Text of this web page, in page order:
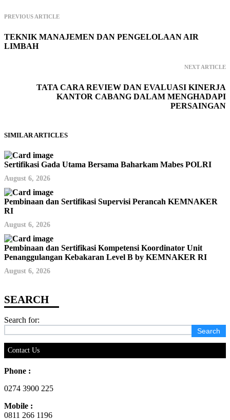
PREVIOUS ARTICLE
TEKNIK MANAJEMEN DAN PENGELOLAAN AIR
LIMBAH
NEXT ARTICLE
TATA CARA REVIEW DAN EVALUASI KINERJA
KANTOR CABANG DALAM MENGHADAPI
PERSAINGAN
SIMILAR ARTICLES
Sertifikasi Gada Utama Bersama Baharkam Mabes POLRI
August 6, 2026
Pembinaan dan Sertifikasi Supervisi Perancah KEMNAKER
RI
August 6, 2026
Pembinaan dan Sertifikasi Kompetensi Koordinator Unit
Penanggulangan Kebakaran Level B by KEMNAKER RI
August 6, 2026
Search for:
Contact Us
Phone :
0274 3900 225
Mobile :
0811 266 1196